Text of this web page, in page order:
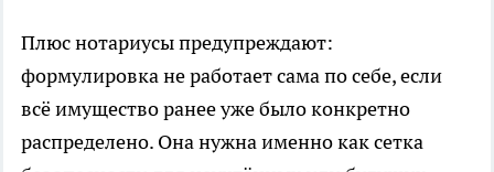
Плюс нотариусы предупреждают:
формулировка не работает сама по себе, если
всё имущество ранее уже было конкретно
распределено. Она нужна именно как сетка